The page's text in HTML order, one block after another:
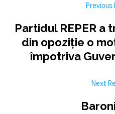
Previous
Partidul REPER a
din opoziție o
împotriva
Next